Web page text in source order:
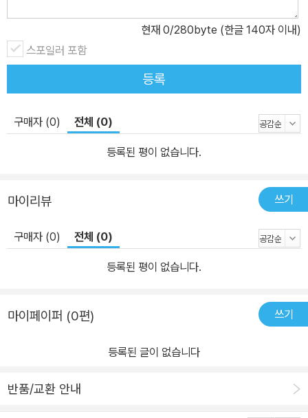
현재 0/280byte (한글 140자 이내)
스포일러 포함
등록
구매자 (0) 전체 (0)
등록된 평이 없습니다.
마이리뷰 쓰기
구매자 (0) 전체 (0)
등록된 평이 없습니다.
마이페이퍼 (0편) 쓰기
등록된 글이 없습니다
반품/교환 안내